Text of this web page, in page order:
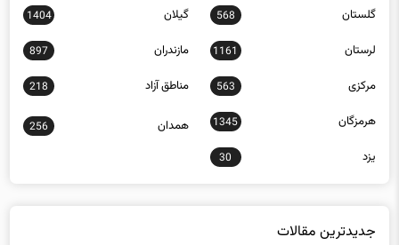
گلستان 568 گیلان 1404
لرستان 1161 مازندران 897
مرکزی 563 مناطق آزاد 218
هرمزگان 1345 همدان 256
یزد 30
جدیدترین مقالات